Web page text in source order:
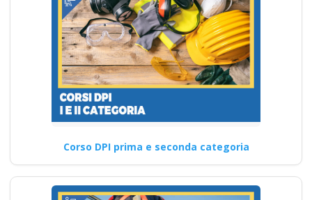
Corso DPI prima e seconda categoria